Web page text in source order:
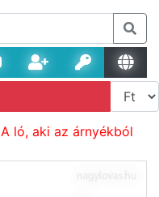
A ló, aki az árnyékból